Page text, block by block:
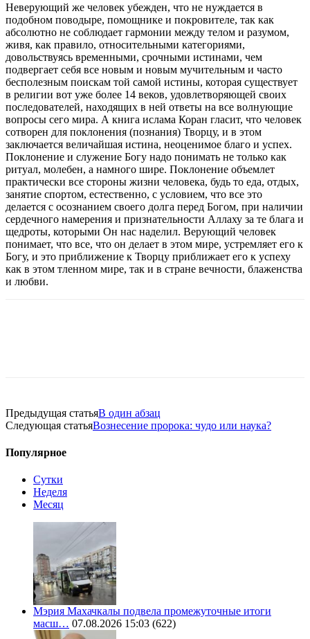
Неверующий же человек убежден, что не нуждается в
подобном поводыре, помощнике и покровителе, так как
абсолютно не соблюдает гармонии между телом и разумом,
живя, как правило, относительными категориями,
довольствуясь временными, срочными истинами, чем
подвергает себя все новым и новым мучительным и часто
бесполезным поискам той самой истины, которая существует
в религии вот уже более 14 веков, удовлетворяющей своих
последователей, находящих в ней ответы на все волнующие
вопросы сего мира. А книга ислама Коран гласит, что человек
сотворен для поклонения (познания) Творцу, и в этом
заключается величайшая истина, неоценимое благо и успех.
Поклонение и служение Богу надо понимать не только как
ритуал, молебен, а намного шире. Поклонение объемлет
практически все стороны жизни человека, будь то еда, отдых,
занятие спортом, естественно, с условием, что все это
делается с осознанием своего долга перед Богом, при наличии
сердечного намерения и признательности Аллаху за те блага и
щедроты, которыми Он нас наделил. Верующий человек
понимает, что все, что он делает в этом мире, устремляет его к
Богу, и это приближение к Творцу приближает его к успеху
как в этом тленном мире, так и в стране вечности, блаженства
и любви.
Предыдущая статьяВ один абзац
Следующая статьяВознесение пророка: чудо или наука?
Популярное
Сутки
Неделя
Месяц
Мэрия Махачкалы подвела промежуточные итоги
масш… 07.08.2026 15:03 (622)